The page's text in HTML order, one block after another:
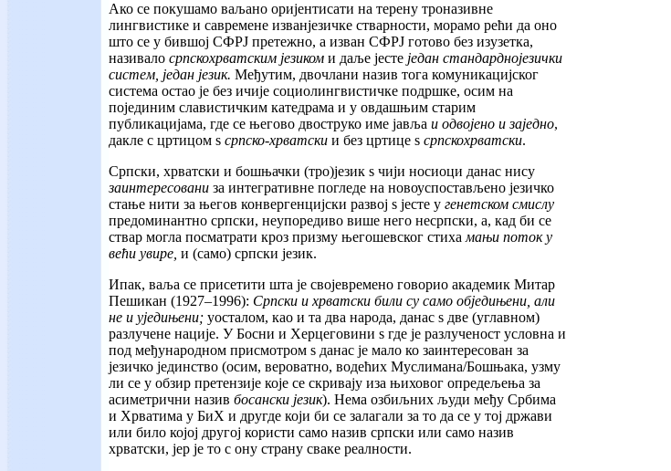
Ако се покушамо ваљано оријентисати на терену троназивне
лингвистике и савремене изванјезичке стварности, морамо рећи да оно
што се у бившој СФРЈ претежно, а изван СФРЈ готово без изузетка,
називало српскохрватским језиком и даље јесте један стандарднојезички
систем, један језик. Међутим, двочлани назив тога комуникацијског
система остао је без ичије социолингвистичке подршке, осим на
појединим славистичким катедрама и у овдашњим старим
публикацијама, где се његово двоструко име јавља и одвојено и заједно,
дакле с цртицом ѕ српско-хрватски и без цртице ѕ српскохрватски.
Српски, хрватски и бошњачки (тро)језик ѕ чији носиоци данас нису
заинтересовани за интегративне погледе на новоуспостављено језичко
стање нити за његов конвергенцијски развој ѕ јесте у генетском смислу
предоминантно српски, неупоредиво више него несрпски, а, кад би се
ствар могла посматрати кроз призму његошевског стихамањи поток у
већи увире, и (само) српски језик.
Ипак, ваља се присетити шта је својевремено говорио академик Митар
Пешикан (1927–1996): Српски и хрватски били су само обједињени, али
не и уједињени; уосталом, као и та два народа, данас ѕ две (углавном)
разлучене нације. У Босни и Херцеговини ѕ где је разлученост условна и
под међународном присмотром ѕ данас је мало ко заинтересован за
језичко јединство (осим, вероватно, водећих Муслимана/Бошњака, узму
ли се у обзир претензије које се скривају иза њиховог опредељења за
асиметрични назив босански језик). Нема озбиљних људи међу Србима
и Хрватима у БиХ и другде који би се залагали за то да се у тој држави
или било којој другој користи само назив српски или само назив
хрватски, јер је то с ону страну сваке реалности.